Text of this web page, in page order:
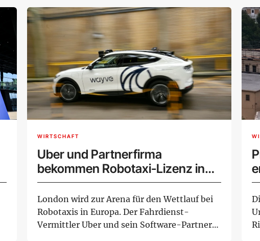
WIRTSCHAFT
Uber und Partnerfirma
bekommen Robotaxi-Lizenz in
London
London wird zur Arena für den Wettlauf bei
Robotaxis in Europa. Der Fahrdienst-
Vermittler Uber und sein Software-Partner